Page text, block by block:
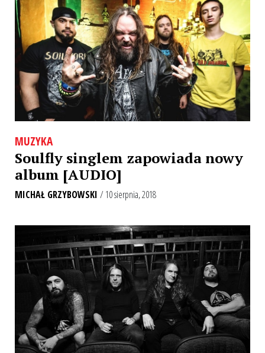
MUZYKA
Soulfly singlem zapowiada nowy
album [AUDIO]
MICHAŁ GRZYBOWSKI / 10 sierpnia, 2018